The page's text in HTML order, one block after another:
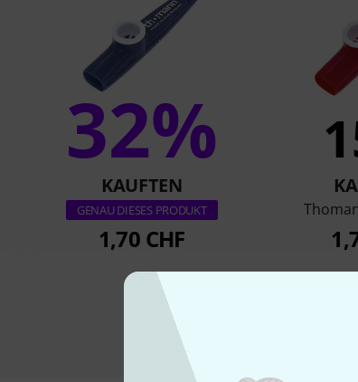
32%
KAUFTEN
GENAU DIESES PRODUKT
1,70 CHF